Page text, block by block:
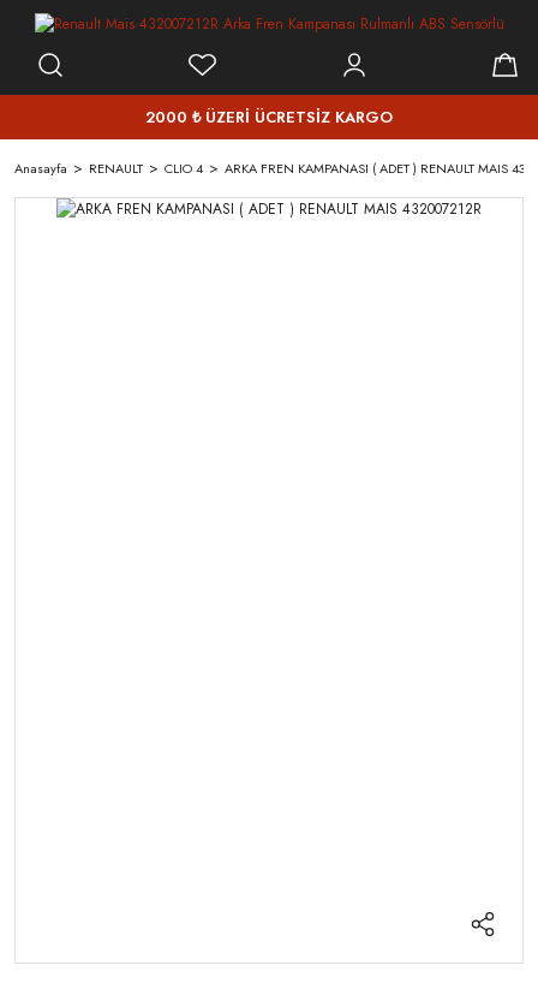
2000 ₺ ÜZERİ ÜCRETSİZ KARGO
Anasayfa RENAULT CLIO 4 ARKA FREN KAMPANASI ( ADET ) RENAULT MAIS